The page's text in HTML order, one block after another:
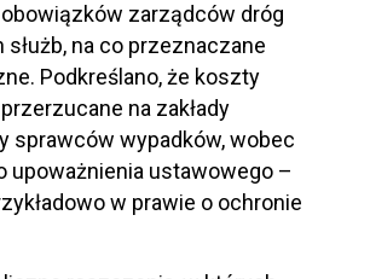
zarządców dróg
służb, na co przeznaczane
Podkreślano, że koszty
na zakłady
sprawców wypadków, wobec
upoważnienia ustawowego –
w prawie o ochronie